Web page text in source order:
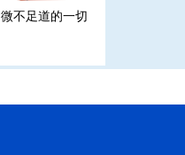
微不足道的一切